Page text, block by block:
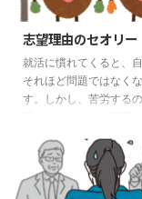
由」をESに書いている
この2点です。 この点
ていない場合、確実に「
なります。 「既卒」「
場合の理由の書き方 皆
活をしていると、最近
うものを聞かれること
います。20年前の就活
志望理由のセオリー
就活に慣れてくると、
それほど問題ではなく
す。しかし、苦労する
つのコツをお伝えしま
リー１ 同業他社との
できること どんな会社